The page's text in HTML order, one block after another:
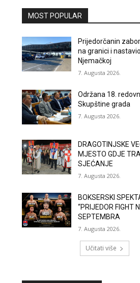
MOST POPULAR
Prijedorčanin
na granici i
Njemačkoj
7. Augusta 2026.
Održana 18.
Skupštine grada
7. Augusta 2026.
DRAGOTINJSKE
MJESTO GDJE
SJEĆANJE
7. Augusta 2026.
BOKSERSKI
“PRIJEDOR FIGHT
SEPTEMBRA
7. Augusta 2026.
Učitati više